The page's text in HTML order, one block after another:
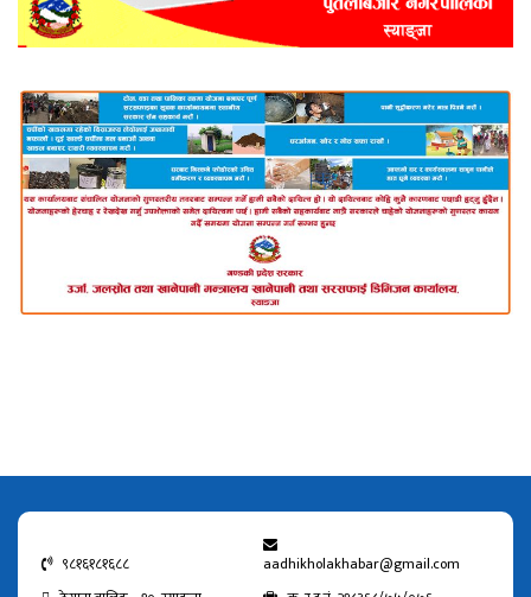
९८१६१८१६८८
aadhikholakhabar@gmail.com